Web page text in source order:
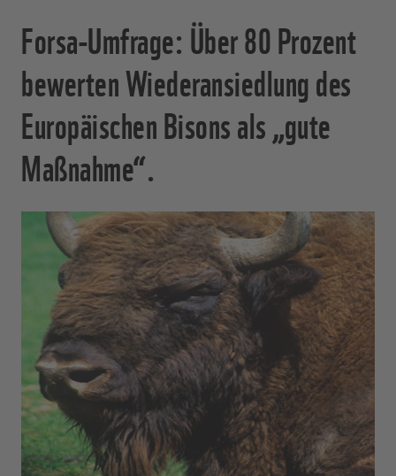
Forsa-Umfrage: Über 80 Prozent
bewerten Wiederansiedlung des
Europäischen Bisons als „gute
Maßnahme“.